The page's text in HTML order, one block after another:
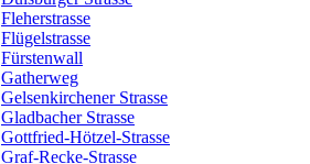
Fleherstrasse
Flügelstrasse
Fürstenwall
Gatherweg
Gelsenkirchener Strasse
Gladbacher Strasse
Gottfried-Hötzel-Strasse
Graf-Recke-Strasse